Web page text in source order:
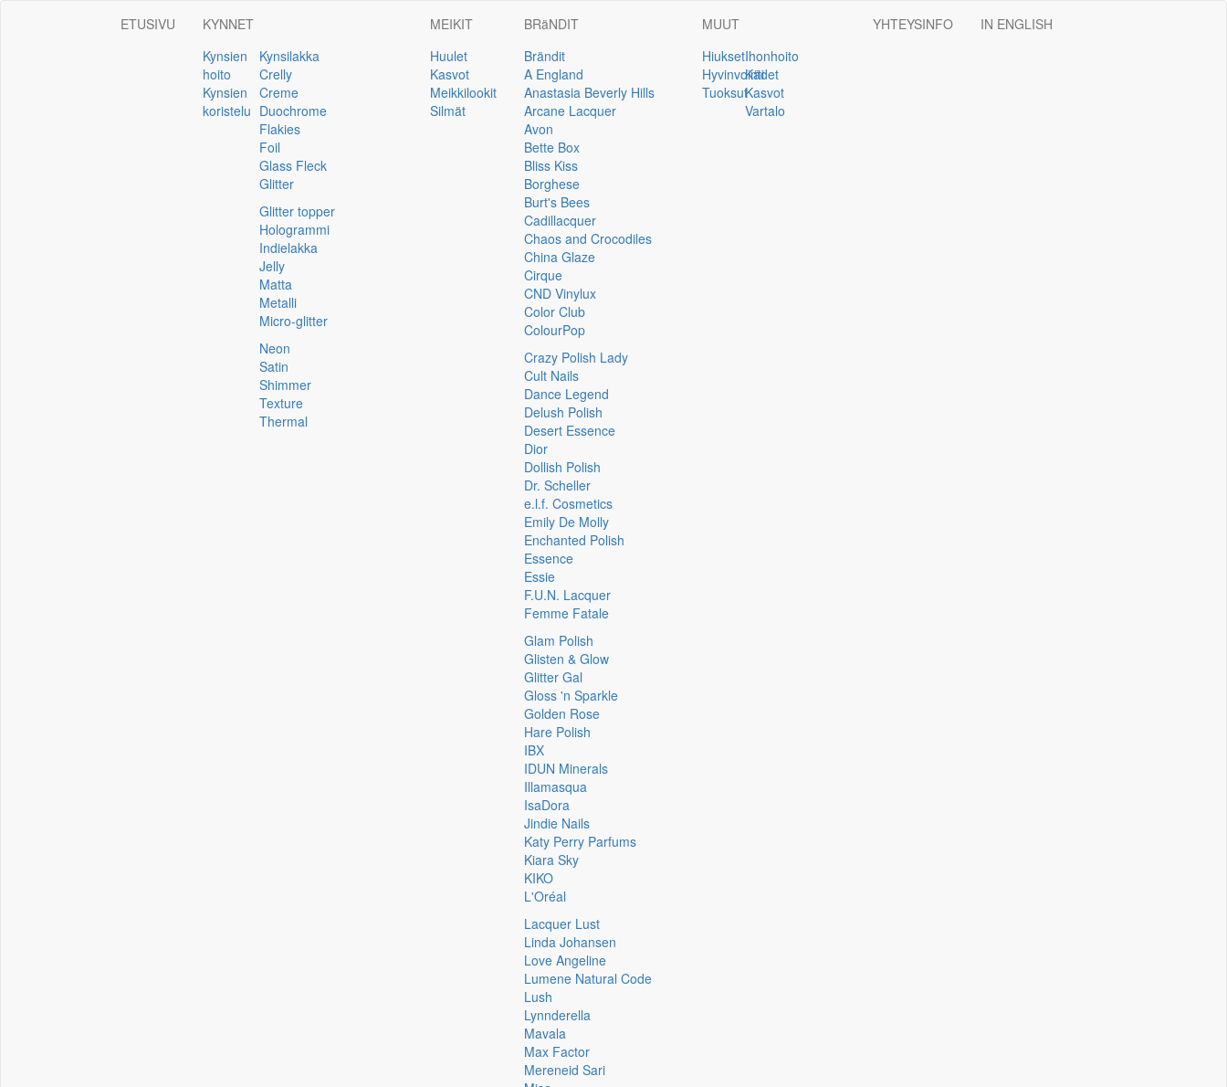
ETUSIVU
KYNNET
Kynsien
hoito
Kynsien
koristelu
Kynsilakka
Crelly
Creme
Duochrome
Flakies
Foil
Glass Fleck
Glitter
Glitter topper
Hologrammi
Indielakka
Jelly
Matta
Metalli
Micro-glitter
Neon
Satin
Shimmer
Texture
Thermal
MEIKIT
Huulet
Kasvot
Meikkilookit
Silmät
BRäNDIT
Brändit
A England
Anastasia Beverly Hills
Arcane Lacquer
Avon
Bette Box
Bliss Kiss
Borghese
Burt's Bees
Cadillacquer
Chaos and Crocodiles
China Glaze
Cirque
CND Vinylux
Color Club
ColourPop
Crazy Polish Lady
Cult Nails
Dance Legend
Delush Polish
Desert Essence
Dior
Dollish Polish
Dr. Scheller
e.l.f. Cosmetics
Emily De Molly
Enchanted Polish
Essence
Essie
F.U.N. Lacquer
Femme Fatale
Glam Polish
Glisten & Glow
Glitter Gal
Gloss 'n Sparkle
Golden Rose
Hare Polish
IBX
IDUN Minerals
Illamasqua
IsaDora
Jindie Nails
Katy Perry Parfums
Kiara Sky
KIKO
L'Oréal
Lacquer Lust
Linda Johansen
Love Angeline
Lumene Natural Code
Lush
Lynnderella
Mavala
Max Factor
Mereneid Sari
MUUT
Hiukset
Hyvinvointi
Tuoksut
Ihonhoito
Kädet
Kasvot
Vartalo
YHTEYSINFO IN ENGLISH